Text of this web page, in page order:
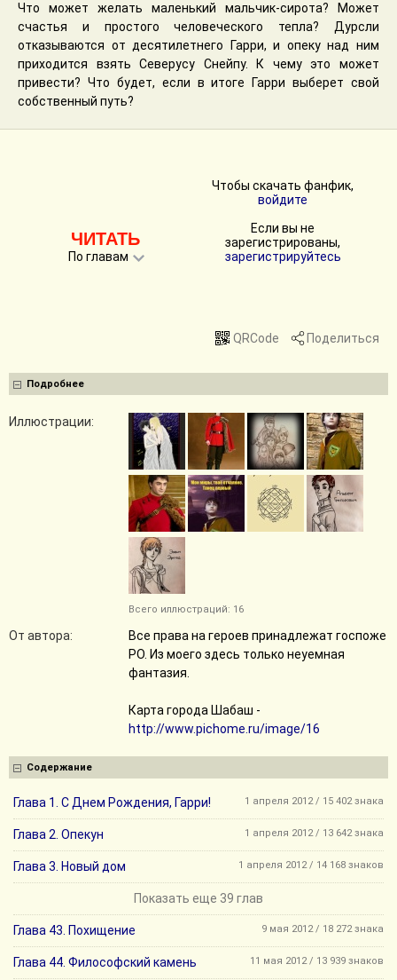
Что может желать маленький мальчик-сирота? Может
счастья и простого человеческого тепла? Дурсли
отказываются от десятилетнего Гарри, и опеку над ним
приходится взять Северусу Снейпу. К чему это может
привести? Что будет, если в итоге Гарри выберет свой
собственный путь?
ЧИТАТЬ
По главам
Чтобы скачать фанфик,
войдите
Если вы не
зарегистрированы,
зарегистрируйтесь
QRCode Поделиться
Подробнее
Иллюстрации:
Всего иллюстраций: 16
От автора:
Все права на героев принадлежат госпоже
РО. Из моего здесь только неуемная
фантазия.
Карта города Шабаш -
http://www.pichome.ru/image/16
Содержание
Глава 1. С Днем Рождения, Гарри! 1 апреля 2012 / 15 402 знака
Глава 2. Опекун 1 апреля 2012 / 13 642 знака
Глава 3. Новый дом 1 апреля 2012 / 14 168 знаков
Показать еще 39 глав
Глава 43. Похищение 9 мая 2012 / 18 272 знака
Глава 44. Философский камень 11 мая 2012 / 13 939 знаков